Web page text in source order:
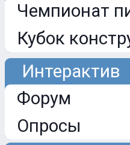
Чемпионат
Кубок
Интерактив
Форум
Опросы